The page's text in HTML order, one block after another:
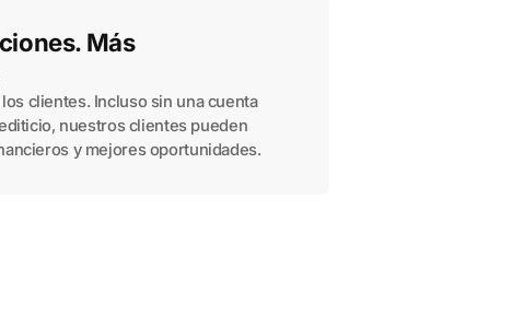
Más
clientes. Incluso sin una cuenta
nuestros clientes pueden
y mejores oportunidades.